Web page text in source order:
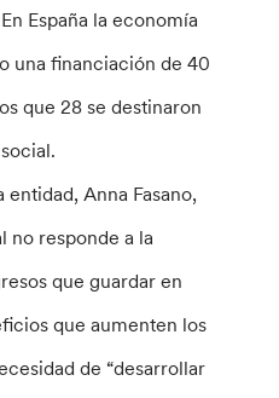
España la economía
una financiación de 40
que 28 se destinaron
entidad, Anna Fasano,
no responde a la
que guardar en
que aumenten los
de “desarrollar